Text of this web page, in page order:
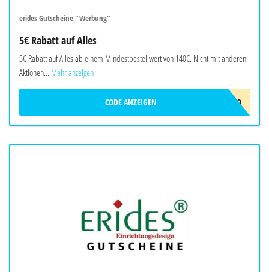
erides Gutscheine "Werbung"
5€ Rabatt auf Alles
5€ Rabatt auf Alles ab einem Mindestbestellwert von 140€. Nicht mit anderen
Aktionen... Mehr anzeigen
ERIDES-5EURO
CODE ANZEIGEN